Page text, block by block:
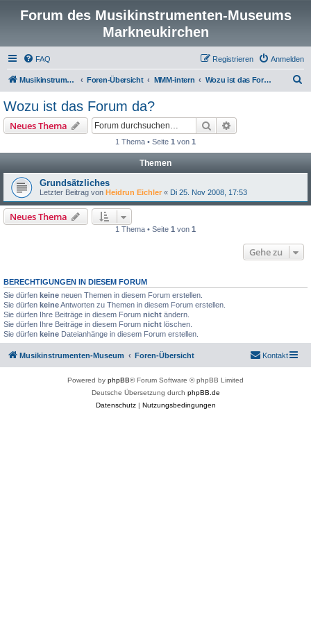
Forum des Musikinstrumenten-Museums
Markneukirchen
FAQ Anmelden
Registrieren
Musikinstrumenten-Museum Foren-Übersicht MMM-intern Wozu ist das Forum da?
Wozu ist das Forum da?
Neues Thema Suche
1 Thema • Seite 1 von 1
Themen
Grundsätzliches
Letzter Beitrag von Heidrun Eichler « Di 25. Nov 2008, 17:53
Neues Thema
1 Thema • Seite 1 von 1
Gehe zu
BERECHTIGUNGEN IN DIESEM FORUM
Sie dürfen keine neuen Themen in diesem Forum erstellen.
Sie dürfen keineAntworten zu Themen in diesem Forum erstellen.
Sie dürfen Ihre Beiträge in diesem Forum nicht ändern.
Sie dürfen Ihre Beiträge in diesem Forum nicht löschen.
Sie dürfen keine Dateianhänge in diesem Forum erstellen.
Musikinstrumenten-Museum Foren-Übersicht Kontakt
Powered by phpBB® Forum Software © phpBB Limited
Deutsche Übersetzung durch phpBB.de
Datenschutz| Nutzungsbedingungen